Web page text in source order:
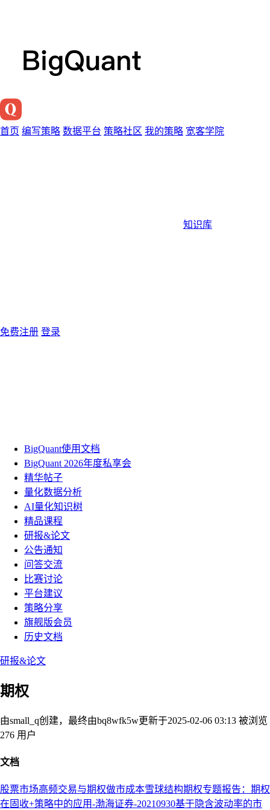
首页 编写策略 数据平台 策略社区 我的策略 宽客学院
知识库
免费注册 登录
BigQuant使用文档
BigQuant 2026年度私享会
精华帖子
量化数据分析
AI量化知识树
精品课程
研报&论文
公告通知
问答交流
比赛讨论
平台建议
策略分享
旗舰版会员
历史文档
研报&论文
期权
由small_q创建，最终由bq8wfk5w更新于2025-02-06 03:13 被浏览
276 用户
文档
股票市场高频交易与期权做市成本雪球结构期权专题报告：期权
在固收+策略中的应用-渤海证券-20210930基于隐含波动率的市